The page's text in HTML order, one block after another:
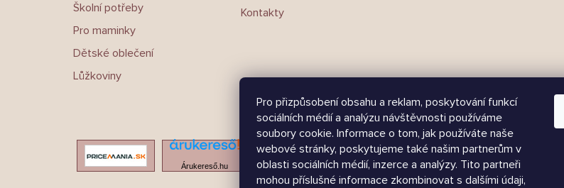
Pro přizpůsobení obsahu a reklam, poskytování funkcí
sociálních médií a analýzu návštěvnosti používáme
soubory cookie. Informace o tom, jak používáte naše
webové stránky, poskytujeme také našim partnerům v
oblasti sociálních médií, inzerce a analýzy. Tito partneři
mohou příslušné informace zkombinovat s dalšími údaji,
Školní potřeby
Pro maminky
Dětské oblečení
Lůžkoviny
Kontakty
Árukereső.hu